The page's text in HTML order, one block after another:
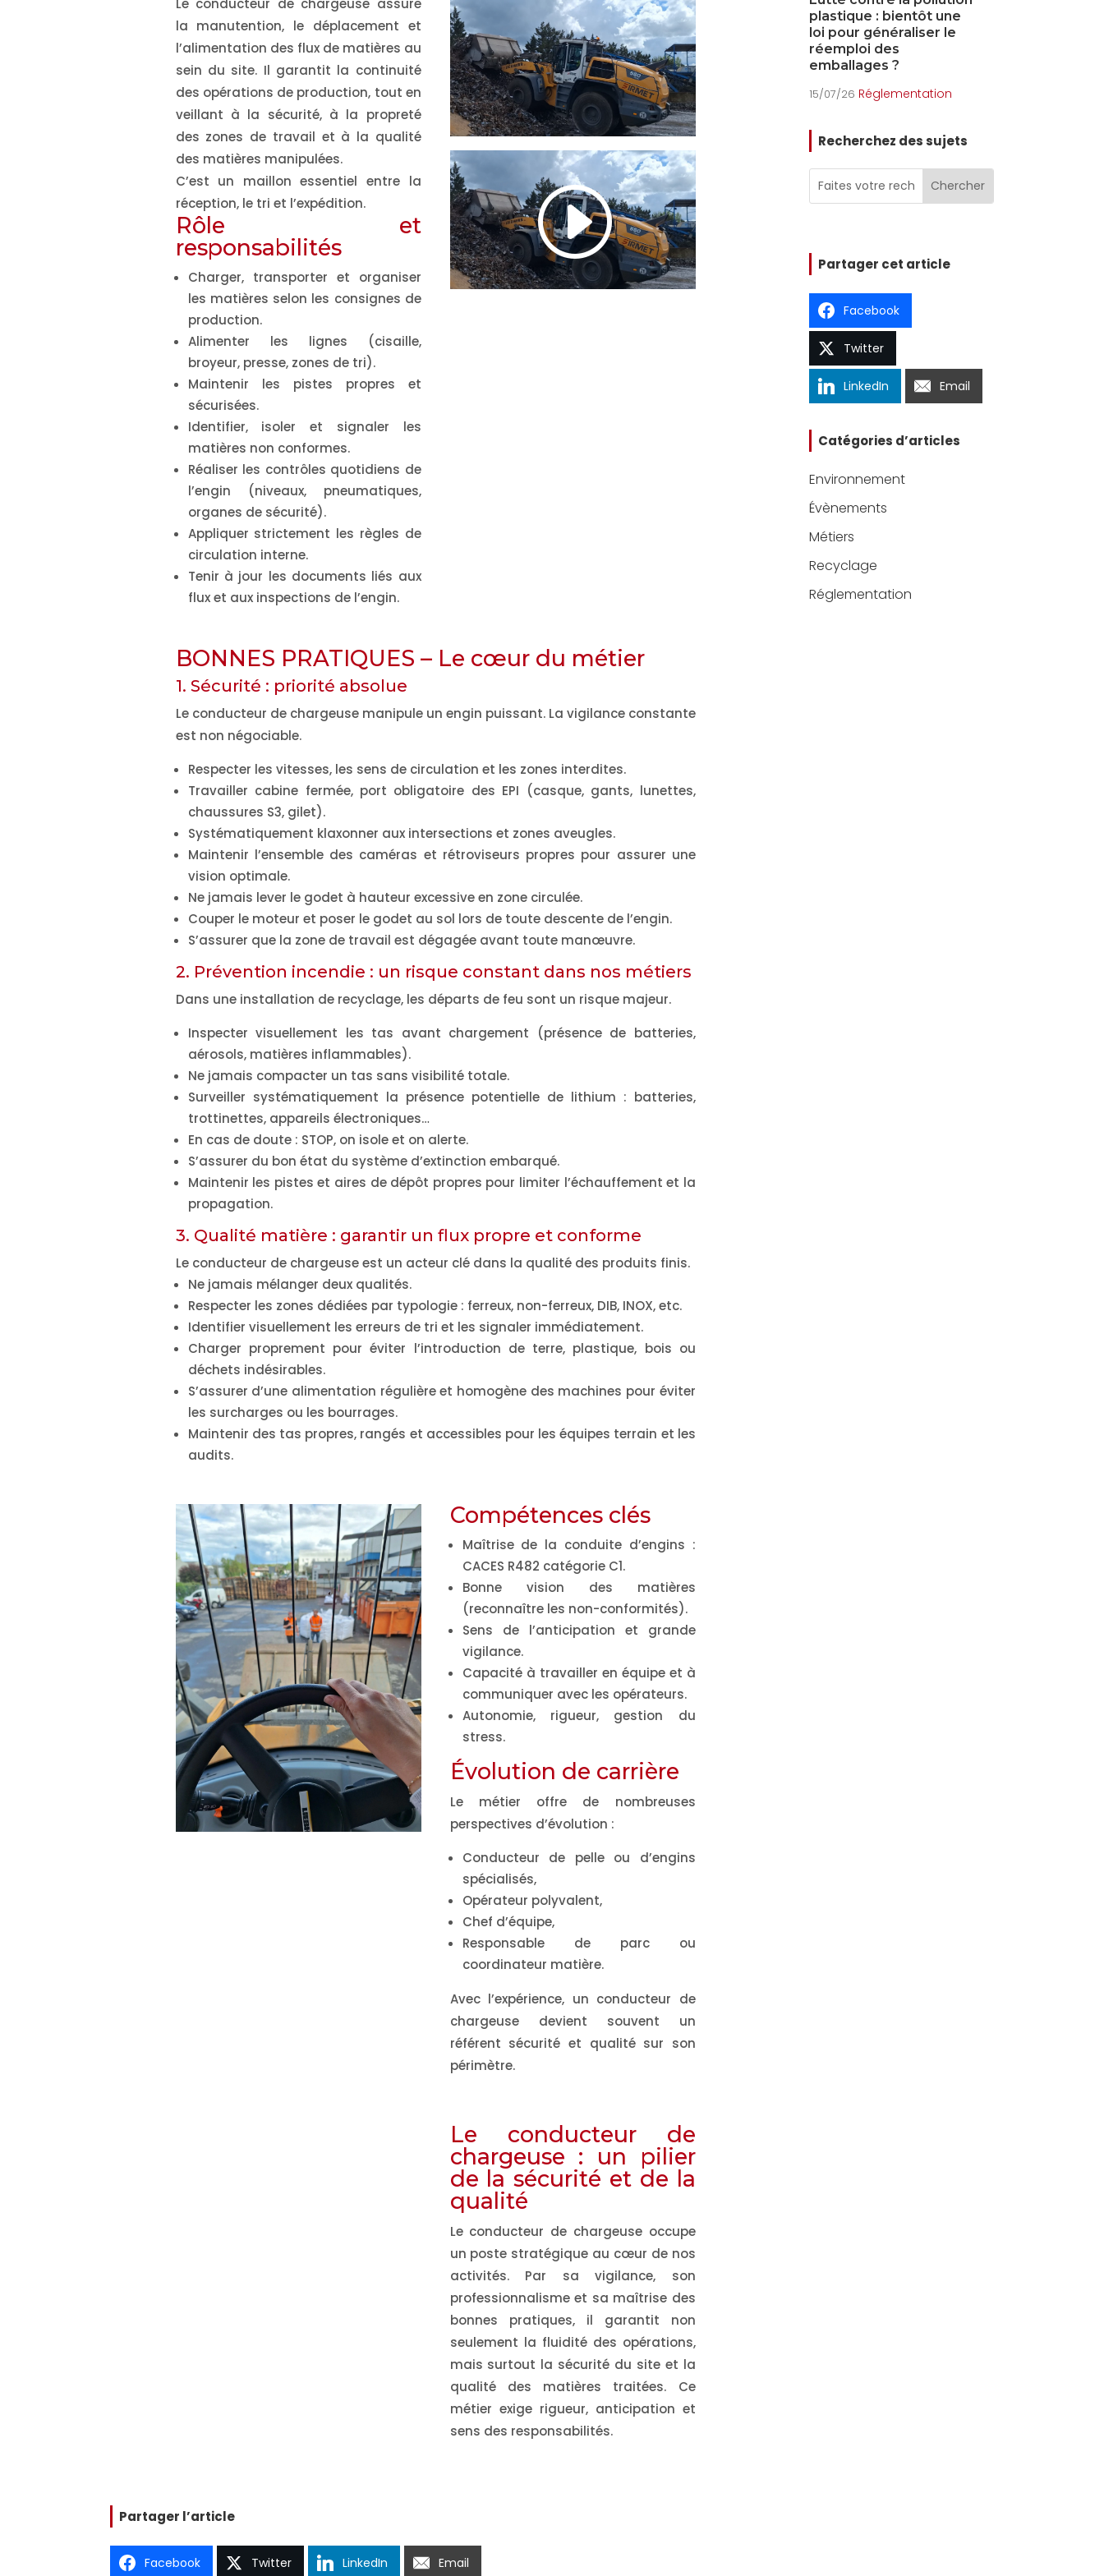
Le conducteur de chargeuse assure
la manutention, le déplacement et
l’alimentation des flux de matières au
sein du site. Il garantit la continuité
des opérations de production, tout en
veillant à la sécurité, à la propreté
des zones de travail et à la qualité
des matières manipulées.
C’est un maillon essentiel entre la
réception, le tri et l’expédition.
Rôle et
responsabilités
Charger, transporter et organiser
les matières selon les consignes de
production.
Alimenter les lignes (cisaille,
broyeur, presse, zones de tri).
Maintenir les pistes propres et
sécurisées.
Identifier, isoler et signaler les
matières non conformes.
Réaliser les contrôles quotidiens de
l’engin (niveaux, pneumatiques,
organes de sécurité).
Appliquer strictement les règles de
circulation interne.
Tenir à jour les documents liés aux
flux et aux inspections de l’engin.
BONNES PRATIQUES – Le cœur du métier
1. Sécurité : priorité absolue
Le conducteur de chargeuse manipule un engin puissant. La vigilance constante
est non négociable.
Respecter les vitesses, les sens de circulation et les zones interdites.
Travailler cabine fermée, port obligatoire des EPI (casque, gants, lunettes,
chaussures S3, gilet).
Systématiquement klaxonner aux intersections et zones aveugles.
Maintenir l’ensemble des caméras et rétroviseurs propres pour assurer une
vision optimale.
Ne jamais lever le godet à hauteur excessive en zone circulée.
Couper le moteur et poser le godet au sol lors de toute descente de l’engin.
S’assurer que la zone de travail est dégagée avant toute manœuvre.
2. Prévention incendie : un risque constant dans nos métiers
Dans une installation de recyclage, les départs de feu sont un risque majeur.
Inspecter visuellement les tas avant chargement (présence de batteries,
aérosols, matières inflammables).
Ne jamais compacter un tas sans visibilité totale.
Surveiller systématiquement la présence potentielle de lithium : batteries,
trottinettes, appareils électroniques…
En cas de doute : STOP, on isole et on alerte.
S’assurer du bon état du système d’extinction embarqué.
Maintenir les pistes et aires de dépôt propres pour limiter l’échauffement et la
propagation.
3. Qualité matière : garantir un flux propre et conforme
Le conducteur de chargeuse est un acteur clé dans la qualité des produits finis.
Ne jamais mélanger deux qualités.
Respecter les zones dédiées par typologie : ferreux, non-ferreux, DIB, INOX, etc.
Identifier visuellement les erreurs de tri et les signaler immédiatement.
Charger proprement pour éviter l’introduction de terre, plastique, bois ou
déchets indésirables.
S’assurer d’une alimentation régulière et homogène des machines pour éviter
les surcharges ou les bourrages.
Maintenir des tas propres, rangés et accessibles pour les équipes terrain et les
audits.
Compétences clés
Maîtrise de la conduite d’engins :
CACES R482 catégorie C1.
Bonne vision des matières
(reconnaître les non-conformités).
Sens de l’anticipation et grande
vigilance.
Capacité à travailler en équipe et à
communiquer avec les opérateurs.
Autonomie, rigueur, gestion du
stress.
Évolution de carrière
Le métier offre de nombreuses
perspectives d’évolution :
Conducteur de pelle ou d’engins
spécialisés,
Opérateur polyvalent,
Chef d’équipe,
Responsable de parc ou
coordinateur matière.
Avec l’expérience, un conducteur de
chargeuse devient souvent un
référent sécurité et qualité sur son
périmètre.
Le conducteur de
chargeuse : un pilier
de la sécurité et de la
qualité
Le conducteur de chargeuse occupe
un poste stratégique au cœur de nos
activités. Par sa vigilance, son
professionnalisme et sa maîtrise des
bonnes pratiques, il garantit non
seulement la fluidité des opérations,
mais surtout la sécurité du site et la
qualité des matières traitées. Ce
métier exige rigueur, anticipation et
sens des responsabilités.
Partager l’article
Facebook Twitter LinkedIn Email
15/07/26
Environnement
plastique : bientôt une
loi pour généraliser le
réemploi des
emballages ?
15/07/26 Réglementation
accumulateurs :
obligations et évolutions
2026
Réglementation
Recherchez des sujets
Partager cet article
Facebook
Twitter
LinkedIn Email
Catégories d’articles
Environnement
Évènements
Métiers
Recyclage
Réglementation